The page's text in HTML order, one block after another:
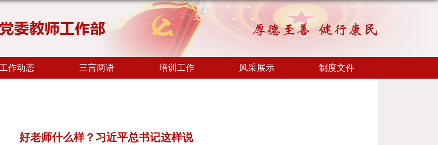
作动态 三言两语 培训工作 风采展示 制度文件
好老师什么样？习近平总书记这样说